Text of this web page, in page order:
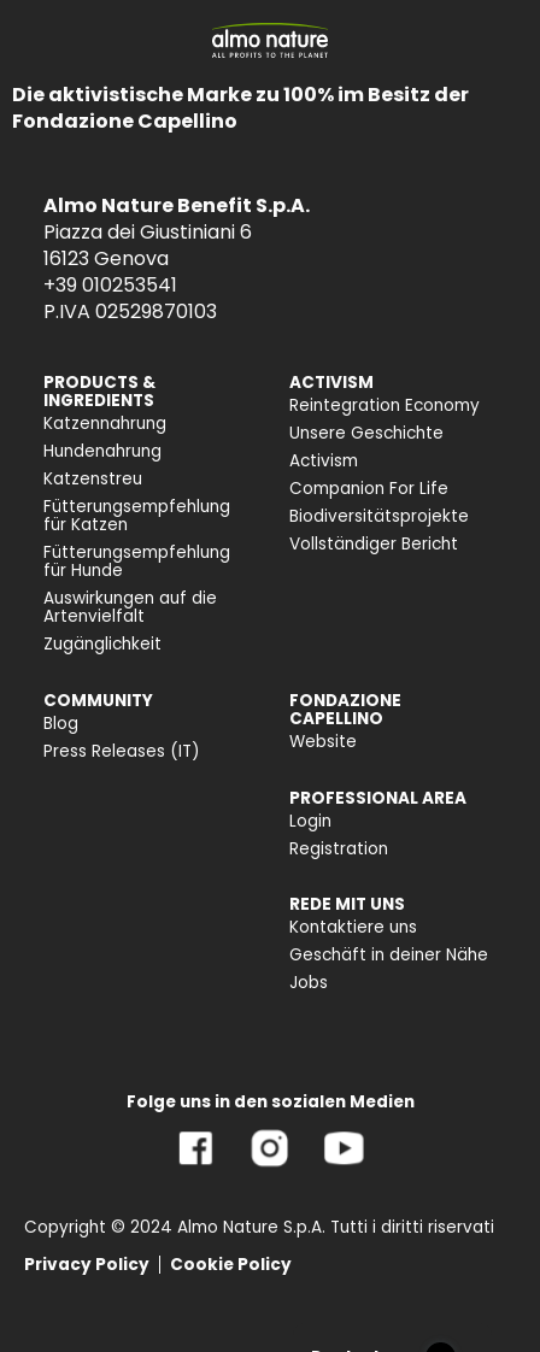
Die aktivistische Marke zu 100% im Besitz der
Fondazione Capellino
Almo Nature Benefit S.p.A.
Piazza dei Giustiniani 6
16123 Genova
+39 010253541
P.IVA 02529870103
PRODUCTS &
INGREDIENTS
Katzennahrung
Hundenahrung
Katzenstreu
Fütterungsempfehlung
für Katzen
Fütterungsempfehlung
für Hunde
Auswirkungen auf die
Artenvielfalt
Zugänglichkeit
ACTIVISM
Reintegration Economy
Unsere Geschichte
Activism
Companion For Life
Biodiversitätsprojekte
Vollständiger Bericht
COMMUNITY
Blog
Press Releases (IT)
FONDAZIONE
CAPELLINO
Website
PROFESSIONAL AREA
Login
Registration
REDE MIT UNS
Kontaktiere uns
Geschäft in deiner Nähe
Jobs
Folge uns in den sozialen Medien
Copyright © 2024 Almo Nature S.p.A. Tutti i diritti riservati
Privacy Policy
Cookie Policy